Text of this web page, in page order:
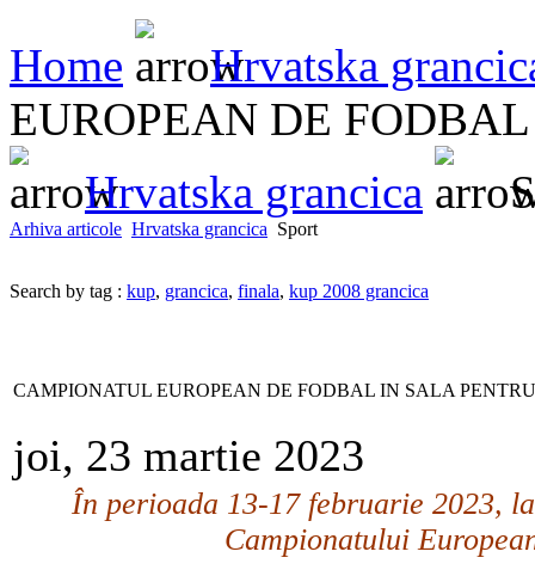
Home
Hrvatska
EUROPEAN DE
Hrvatska grancica
Arhiva articole Hrvatska grancica Sport
Search by tag : kup, grancica, finala, kup 2008 grancica
CAMPIONATUL EUROPEAN DE FODBAL IN SALA
joi, 23 martie 2023
În perioada 13-17 februarie 2023,
Campionatului